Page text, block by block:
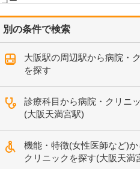
別の条件で検索
大阪駅の周辺駅から病院・
を探す
診療科目から病院・クリニ
(大阪天満宮駅)
機能・特徴(女性医師など)か
クリニックを探す(大阪天満